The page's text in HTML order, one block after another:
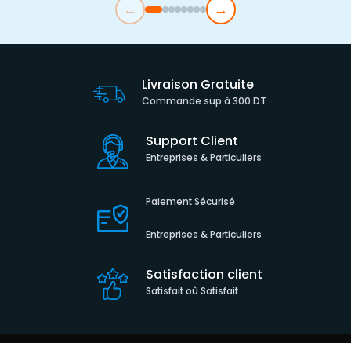
← →
Livraison Gratuite
Commande sup à 300 DT
Support Client
Entreprises & Particuliers
Paiement Sécurisé
Entreprises & Particuliers
Satisfaction client
Satisfait où Satisfait